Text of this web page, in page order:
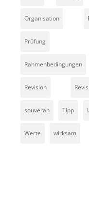
Organisation
Prüfung
Rahmenbedingungen
Revision
souverän Tipp
Werte wirksam